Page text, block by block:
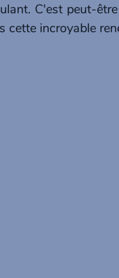
C'est peut-
incroyable